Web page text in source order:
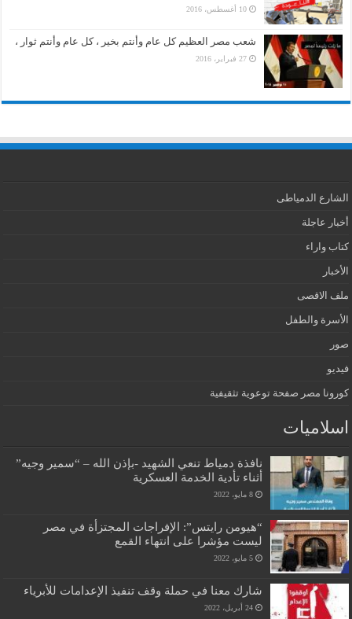
10 أغسطس، 2016
شعب مصر العظيم كل عام وأنتم بخير ، كل عام وأنتم ثوار ،
27 فبراير، 2016
الشارع الدمياطى
أخبار عاجلة
كتاب واراء
الأخبار
ملف الاقصى
الأسرة والطفل
صور
فيديو
كورونا مصر صفحة توعوية تثقيفية
اسلاميات
نافذة دمياط تنعي الشهيد -بإذن الله – “سمير وجيه”
أثناء تأدية الخدمة العسكرية
8 مايو، 2022
“هيومن رايتس”: الإفراجات المجتزأة في مصر
ليست مؤشرا على انتهاء القمع
5 مايو، 2022
شارك معنا في حملة وقف تنفيذ الإعدامات للأبرياء
24 أبريل، 2022